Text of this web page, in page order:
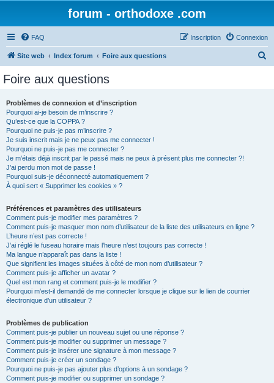
forum - orthodoxe .com
FAQ Connexion
Inscription
Site web Index forum Foire aux questions
Foire aux questions
Problèmes de connexion et d’inscription
Pourquoi ai-je besoin de m’inscrire ?
Qu’est-ce que la COPPA ?
Pourquoi ne puis-je pas m’inscrire ?
Je suis inscrit mais je ne peux pas me connecter !
Pourquoi ne puis-je pas me connecter ?
Je m’étais déjà inscrit par le passé mais ne peux à présent plus me connecter ?!
J’ai perdu mon mot de passe !
Pourquoi suis-je déconnecté automatiquement ?
À quoi sert « Supprimer les cookies » ?
Préférences et paramètres des utilisateurs
Comment puis-je modifier mes paramètres ?
Comment puis-je masquer mon nom d’utilisateur de la liste des utilisateurs en ligne ?
L’heure n’est pas correcte !
J’ai réglé le fuseau horaire mais l’heure n’est toujours pas correcte !
Ma langue n’apparaît pas dans la liste !
Que signifient les images situées à côté de mon nom d’utilisateur ?
Comment puis-je afficher un avatar ?
Quel est mon rang et comment puis-je le modifier ?
Pourquoi m’est-il demandé de me connecter lorsque je clique sur le lien de courrier
électronique d’un utilisateur ?
Problèmes de publication
Comment puis-je publier un nouveau sujet ou une réponse ?
Comment puis-je modifier ou supprimer un message ?
Comment puis-je insérer une signature à mon message ?
Comment puis-je créer un sondage ?
Pourquoi ne puis-je pas ajouter plus d’options à un sondage ?
Comment puis-je modifier ou supprimer un sondage ?